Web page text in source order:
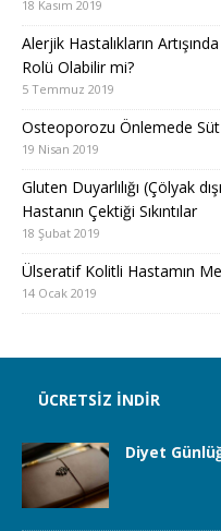
18 Kasım 2019
Alerjik Hastalıkların
Rolü Olabilir mi?
5 Temmuz 2019
Osteoporozu Önlemede
19 Nisan 2019
Gluten Duyarlılığı (Çölyak
Hastanın Çektiği Sıkıntılar
18 Şubat 2019
Ülseratif Kolitli Hastamın
14 Ocak 2019
ÜCRETSIZ İNDIR
Diyet